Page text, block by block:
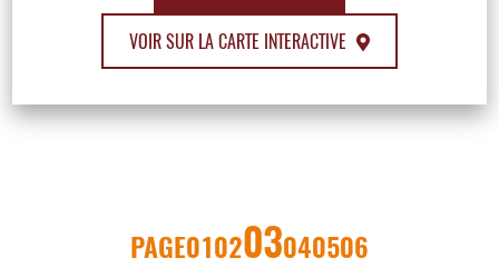
VOIR SUR LA CARTE INTERACTIVE
PAGE010203040506